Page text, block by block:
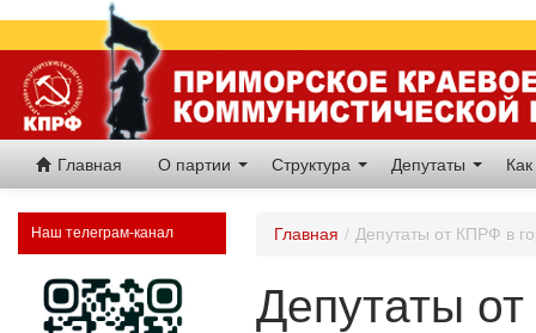
Главная О партии Структура Депутаты
Наш телеграм-канал Главная / Депутаты от КПРФ в
Депутаты